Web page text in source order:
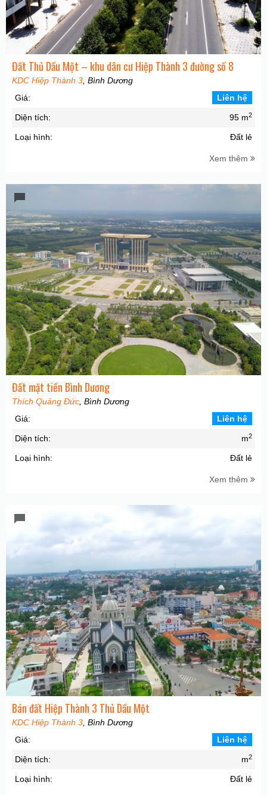
Đất Thủ Dầu Một – khu dân cư Hiệp Thành 3 đường số 8
KDC Hiệp Thành 3 , Bình Dương
Giá:
Liên hệ
Diện tích: 95 m2
Loại hình: Đất lẻ
Xem thêm
Đất mặt tiền Bình Dương
Thích Quảng Đức , Bình Dương
Giá:
Liên hệ
Diện tích: m2
Loại hình: Đất lẻ
Xem thêm
Bán đất Hiệp Thành 3 Thủ Dầu Một
KDC Hiệp Thành 3 , Bình Dương
Giá:
Liên hệ
Diện tích: m2
Loại hình: Đất lẻ